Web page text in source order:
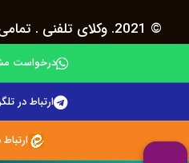
© 2021. وکلای تلفنی
درخواست
ارتباط در
ارتباط